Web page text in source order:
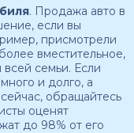
. Продажа авто в
если вы
присмотрели
вместительное,
семьи. Если
и долго, а
обращайтесь
оценят
до 98% от его